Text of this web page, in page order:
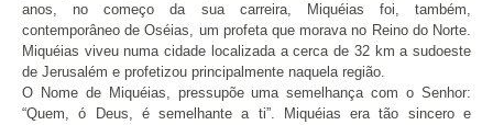
anos, no começo da sua carreira, Miquéias foi, também,
contemporâneo de Oséias, um profeta que morava no Reino do Norte.
Miquéias viveu numa cidade localizada a cerca de 32 km a sudoeste
de Jerusalém e profetizou principalmente naquela região.
O Nome de Miquéias, pressupõe uma semelhança com o Senhor:
“Quem, ó Deus, é semelhante a ti”. Miquéias era tão sincero e